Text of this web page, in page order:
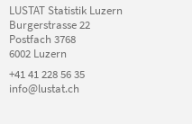
LUSTAT Statistik Luzern
Burgerstrasse 22
Postfach 3768
6002 Luzern
+41 41 228 56 35
info@lustat.ch